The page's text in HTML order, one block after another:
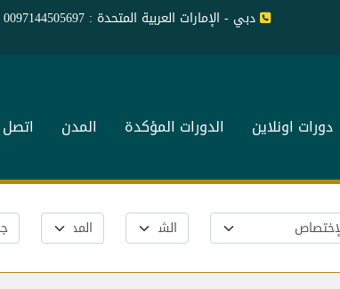
دبي - الإمارات العربية المتحدة : 0097144505697
دورات اونلاين الدورات المؤكدة المدن اتصل